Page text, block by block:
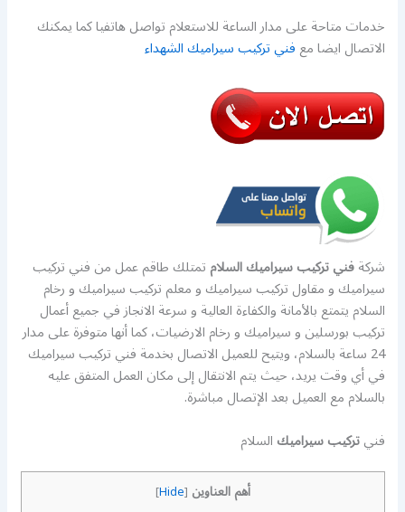
خدمات متاحة على مدار الساعة للاستعلام تواصل هاتفيا كما يمكنك
الاتصال ايضا معفني تركيب سيراميك الشهداء
شركةفني تركيب سيراميك السلامتمتلك طاقم عمل من فني تركيب
سيراميك و مقاول تركيب سيراميك و معلم تركيب سيراميك و رخام
السلام يتمتع بالأمانة والكفاءة العالية و سرعة الانجاز في جميع أعمال
تركيب بورسلين و سيراميك و رخام الارضيات، كما أنها متوفرة على مدار
24 ساعة بالسلام، ويتيح للعميل الاتصال بخدمة فني تركيب سيراميك
في أي وقت يريد، حيث يتم الانتقال إلى مكان العمل المتفق عليه
بالسلام مع العميل بعد الإتصال مباشرة.
فنيتركيب سيراميكالسلام
أهم العناوين [
Hide
]